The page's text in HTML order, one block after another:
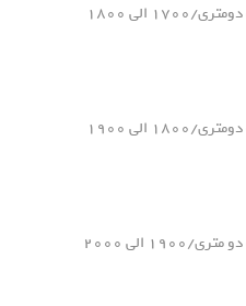
✳️ یونولیت تیرچه کرومیت دومتری/۱۷۰۰ الی ۱۸۰۰
✳️ یونولیت تیرچه کرومیت دومتری/۱۸۰۰ الی ۱۹۰۰
✳️ یونولیت تیرچه کرومیت دو متری/۱۹۰۰ الی ۲۰۰۰